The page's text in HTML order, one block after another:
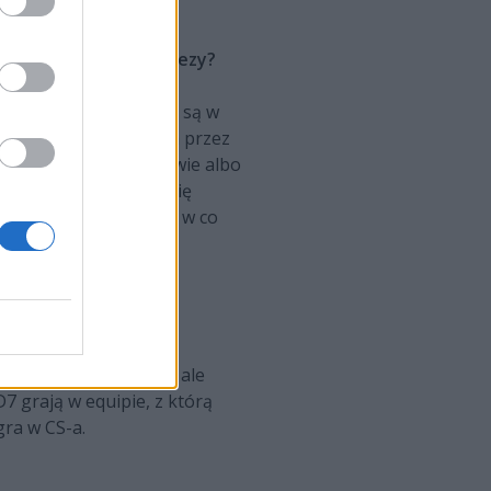
kolejne imprezy?
to z emocjami, jakie są w
więc występowałam przez
osoby. Dwie albo
że to wszystko się
naprawdę nie było w co
VALORANCIE. Ale
kolei jak j3nkon. No ale
grają w equipie, z którą
w CS-a.